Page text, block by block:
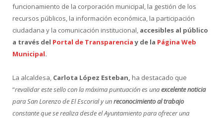
funcionamiento de la corporación municipal, la gestión de los
recursos públicos, la información económica, la participación
ciudadana y la comunicación institucional, accesibles al público
a través del Portal de Transparenciay de la Página Web
Municipal.
La alcaldesa, Carlota López Esteban, ha destacado que
“revalidar este sello con la máxima puntuación es unaexcelente noticia
para San Lorenzo de El Escorial y unreconocimiento al trabajo
constante que se realiza desde el Ayuntamiento para ofrecer una